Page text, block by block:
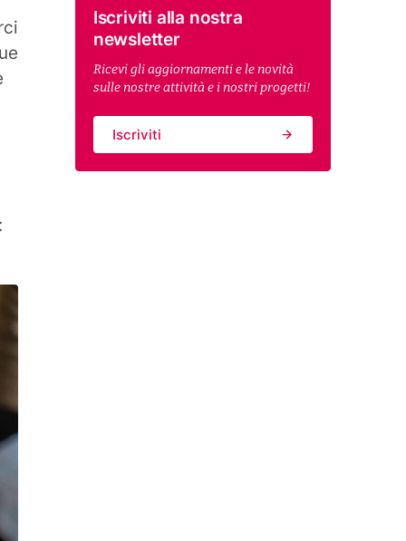
Iscriviti alla nostra
newsletter
Ricevi gli aggiornamenti e le novità
sulle nostre attività e i nostri progetti!
Iscriviti